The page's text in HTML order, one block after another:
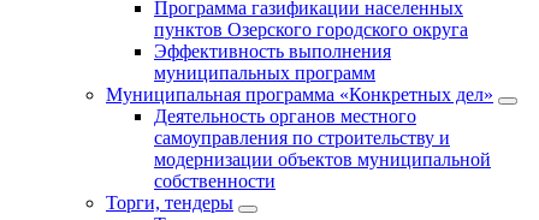
Программа газификации населенных
пунктов Озерского городского округа
Эффективность выполнения
муниципальных программ
Муниципальная программа «Конкретных дел»
Деятельность органов местного
самоуправления по строительству и
модернизации объектов муниципальной
собственности
Торги, тендеры